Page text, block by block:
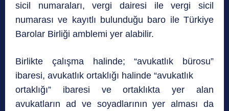
sicil numaraları, vergi dairesi ile vergi sicil
numarası ve kayıtlı bulunduğu baro ile Türkiye
Barolar Birliği amblemi yer alabilir.
Birlikte çalışma halinde; “avukatlık bürosu”
ibaresi, avukatlık ortaklığı halinde “avukatlık
ortaklığı” ibaresi ve ortaklıkta yer alan
avukatların ad ve soyadlarının yer alması da